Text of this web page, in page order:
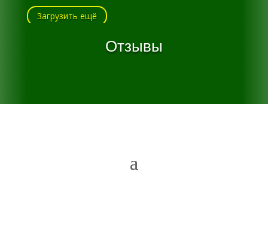
Загрузить ещё
Отзывы